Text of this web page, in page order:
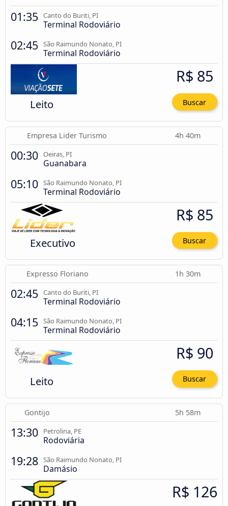
01:35 Canto do Buriti, PI
Terminal Rodoviário
02:45 São Raimundo Nonato, PI
Terminal Rodoviário
Leito
R$ 85
Buscar
Empresa Lider Turismo 4h 40m
00:30 Oeiras, PI
Guanabara
05:10 São Raimundo Nonato, PI
Terminal Rodoviário
Executivo
R$ 85
Buscar
Expresso Floriano 1h 30m
02:45 Canto do Buriti, PI
Terminal Rodoviário
04:15 São Raimundo Nonato, PI
Terminal Rodoviário
Leito
R$ 90
Buscar
Gontijo 5h 58m
13:30 Petrolina, PE
Rodoviária
19:28 São Raimundo Nonato, PI
Damásio
R$ 126